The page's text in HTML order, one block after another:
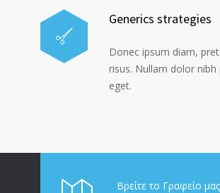
Generics strategies
Donec ipsum diam,
risus. Nullam dolor
eget.
Βρείτε το Γραφείο μας